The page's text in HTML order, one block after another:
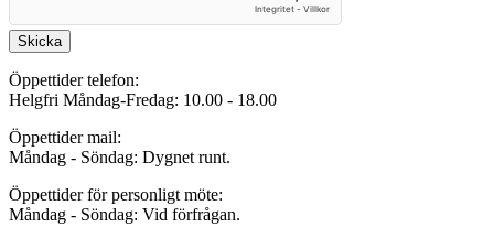
Skicka
Öppettider telefon:
Helgfri Måndag-Fredag: 10.00 - 18.00
Öppettider mail:
Måndag - Söndag: Dygnet runt.
Öppettider för personligt möte:
Måndag - Söndag: Vid förfrågan.